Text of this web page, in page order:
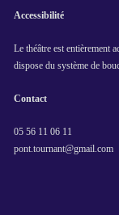
Accessibilité
Le théâtre est entièrement
dispose du système de
Contact
05 56 11 06 11
pont.tournant@gmail.com